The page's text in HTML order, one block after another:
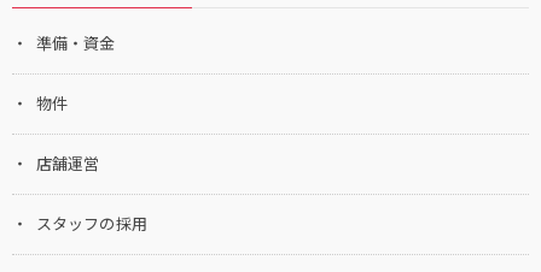
準備・資金
物件
店舗運営
スタッフの採用